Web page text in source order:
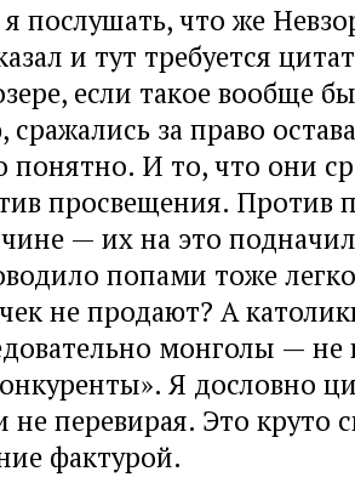
послушать, что же
и тут требуется
если такое вообще
за право
понятно. И то, что они
просвещения. Против
— их на это
попами тоже
не продают? А
монголы — не
Я дословно
перевирая. Это круто
фактурой.